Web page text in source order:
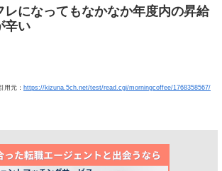
レになってもなかなか年度内の昇給
辛い
用元： https://kizuna.5ch.net/test/read.cgi/morningcoffee/1768358567/